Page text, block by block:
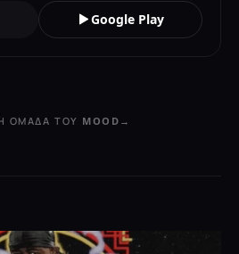
Google Play
ΟΜΆΔΑ ΤΟΥ MOOD →